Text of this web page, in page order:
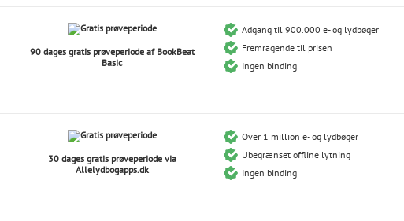
90 dages gratis prøveperiode af BookBeat
Basic
Adgang til 900.000 e- og lydbøger
Fremragende til prisen
Ingen binding
30 dages gratis prøveperiode via
Allelydbogapps.dk
Over 1 million e- og lydbøger
Ubegrænset offline lytning
Ingen binding